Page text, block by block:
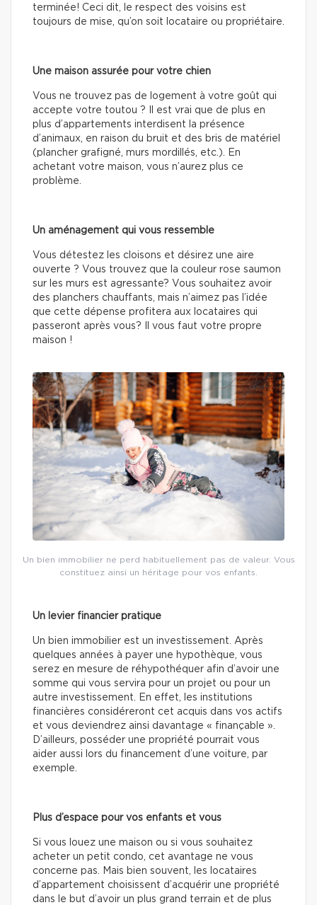
terminée! Ceci dit, le respect des voisins est
toujours de mise, qu’on soit locataire ou propriétaire.
Une maison assurée pour votre chien
Vous ne trouvez pas de logement à votre goût qui
accepte votre toutou ? Il est vrai que de plus en
plus d’appartements interdisent la présence
d’animaux, en raison du bruit et des bris de matériel
(plancher grafigné, murs mordillés, etc.). En
achetant votre maison, vous n’aurez plus ce
problème.
Un aménagement qui vous ressemble
Vous détestez les cloisons et désirez une aire
ouverte ? Vous trouvez que la couleur rose saumon
sur les murs est agressante? Vous souhaitez avoir
des planchers chauffants, mais n’aimez pas l’idée
que cette dépense profitera aux locataires qui
passeront après vous? Il vous faut votre propre
maison !
Un bien immobilier ne perd habituellement pas de valeur. Vous
constituez ainsi un héritage pour vos enfants.
Un levier financier pratique
Un bien immobilier est un investissement. Après
quelques années à payer une hypothèque, vous
serez en mesure de réhypothéquer afin d’avoir une
somme qui vous servira pour un projet ou pour un
autre investissement. En effet, les institutions
financières considéreront cet acquis dans vos actifs
et vous deviendrez ainsi davantage « finançable ».
D’ailleurs, posséder une propriété pourrait vous
aider aussi lors du financement d’une voiture, par
exemple.
Plus d’espace pour vos enfants et vous
Si vous louez une maison ou si vous souhaitez
acheter un petit condo, cet avantage ne vous
concerne pas. Mais bien souvent, les locataires
d’appartement choisissent d’acquérir une propriété
dans le but d’avoir un plus grand terrain et de plus